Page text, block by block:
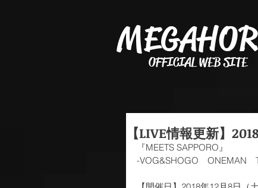
OFFICIAL WEB SITE
【LIVE情報更新】
『MEETS SAPPORO』
-VOG&SHOGO　ONEMAN　